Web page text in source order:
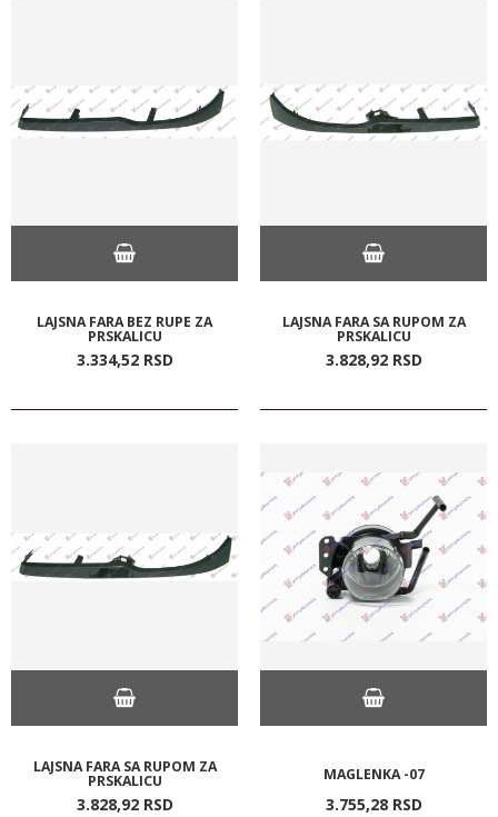
LAJSNA FARA BEZ RUPE ZA
PRSKALICU
3.334,52 RSD
LAJSNA FARA SA RUPOM ZA
PRSKALICU
3.828,92 RSD
LAJSNA FARA SA RUPOM ZA
PRSKALICU
3.828,92 RSD
MAGLENKA -07
3.755,28 RSD